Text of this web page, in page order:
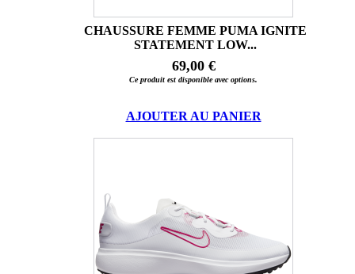
CHAUSSURE FEMME PUMA IGNITE
STATEMENT LOW...
69,00 €
Ce produit est disponible avec options.
AJOUTER AU PANIER